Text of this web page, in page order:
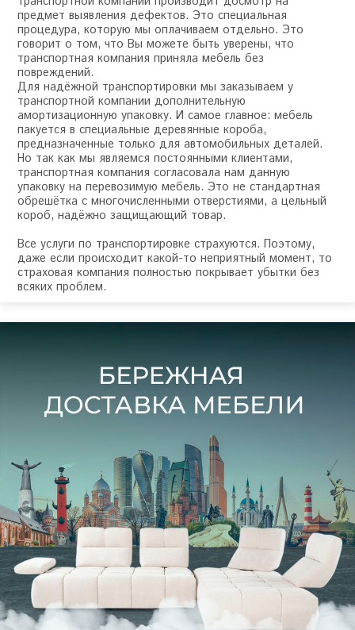
предмет выявления дефектов. Это специальная
процедура, которую мы оплачиваем отдельно. Это
говорит о том, что Вы можете быть уверены, что
транспортная компания приняла мебель без
повреждений.
Для надёжной транспортировки мы заказываем у
транспортной компании дополнительную
амортизационную упаковку. И самое главное: мебель
пакуется в специальные деревянные короба,
предназначенные только для автомобильных деталей.
Но так как мы являемся постоянными клиентами,
транспортная компания согласовала нам данную
упаковку на перевозимую мебель. Это не стандартная
обрешётка с многочисленными отверстиями, а цельный
короб, надёжно защищающий товар.
Все услуги по транспортировке страхуются. Поэтому,
даже если происходит какой-то неприятный момент, то
страховая компания полностью покрывает убытки без
всяких проблем.